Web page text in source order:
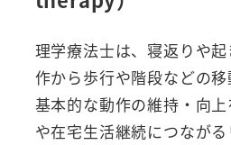
理学療法士は、寝返りや
作から歩行や階段などの
基本的な動作の維持・向
や在宅生活継続につなが